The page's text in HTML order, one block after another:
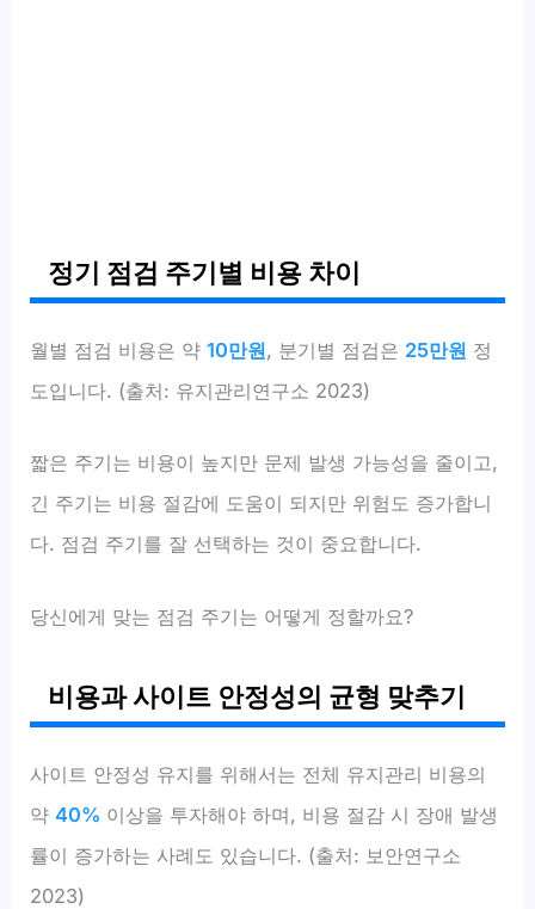
정기 점검 주기별 비용 차이
월별 점검 비용은 약10만원, 분기별 점검은 25만원 정
도입니다. (출처: 유지관리연구소 2023)
짧은 주기는 비용이 높지만 문제 발생 가능성을 줄이고,
긴 주기는 비용 절감에 도움이 되지만 위험도 증가합니
다. 점검 주기를 잘 선택하는 것이 중요합니다.
당신에게 맞는 점검 주기는 어떻게 정할까요?
비용과 사이트 안정성의 균형 맞추기
사이트 안정성 유지를 위해서는 전체 유지관리 비용의
약40% 이상을 투자해야 하며, 비용 절감 시 장애 발생
률이 증가하는 사례도 있습니다. (출처: 보안연구소
2023)